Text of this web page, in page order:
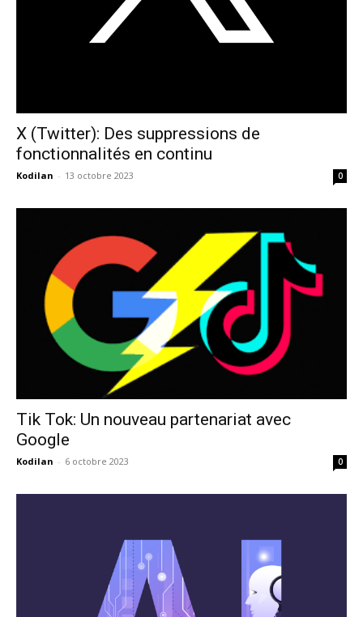
X (Twitter): Des suppressions de
fonctionnalités en continu
Kodilan - 13 octobre 2023 0
Tik Tok: Un nouveau partenariat avec
Google
Kodilan - 6 octobre 2023 0